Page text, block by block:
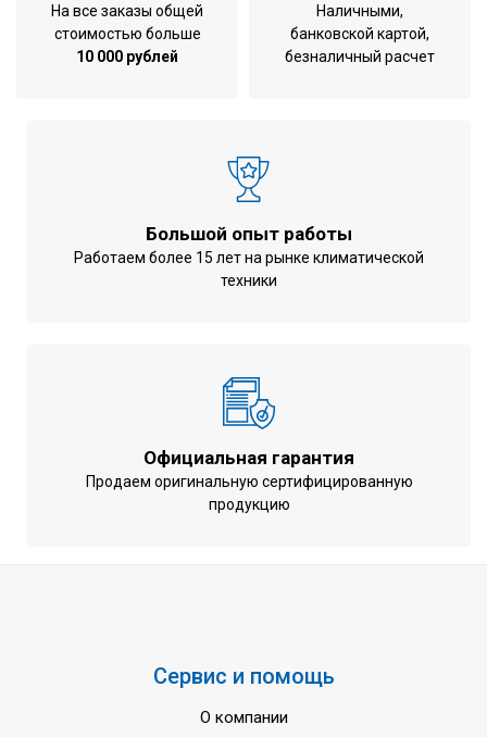
На все заказы общей
стоимостью больше
10 000 рублей
Наличными,
банковской картой,
безналичный расчет
Большой опыт работы
Работаем более 15 лет на рынке климатической
техники
Официальная гарантия
Продаем оригинальную сертифицированную
продукцию
Сервис и помощь
О компании